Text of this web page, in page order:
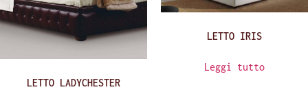
LETTO LADYCHESTER
LETTO IRIS
Leggi tutto